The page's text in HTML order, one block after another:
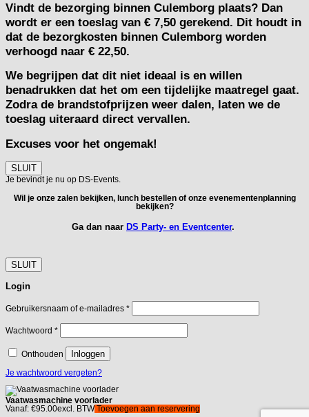
Vindt de bezorging binnen Culemborg plaats? Dan
wordt er een toeslag van € 7,50 gerekend. Dit houdt in
dat de bezorgkosten binnen Culemborg worden
verhoogd naar € 22,50.
We begrijpen dat dit niet ideaal is en willen
benadrukken dat het om een tijdelijke maatregel gaat.
Zodra de brandstofprijzen weer dalen, laten we de
toeslag uiteraard direct vervallen.
Excuses voor het ongemak!
SLUIT
Je bevindt je nu op DS-Events.
Wil je onze zalen bekijken, lunch bestellen of onze evenementenplanning
bekijken?
Ga dan naar DS Party- en Eventcenter.
SLUIT
Login
Gebruikersnaam of e-mailadres *Vereist
Wachtwoord *Vereist
Onthouden Inloggen
Je wachtwoord vergeten?
Vaatwasmachine voorlader
Vanaf: €95.00excl. BTW Toevoegen aan reservering